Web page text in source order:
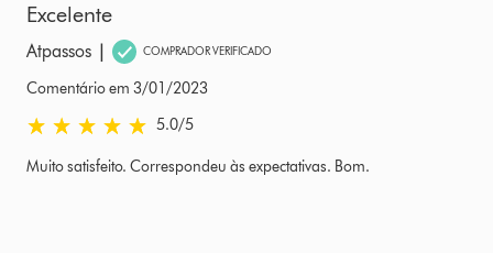
Excelente
Atpassos | COMPRADOR VERIFICADO
Comentário em 3/01/2023
5.0 estrelas de 5 em Comentário em 3/01/2023 Ratings
5.0/5
Muito satisfeito. Correspondeu às expectativas. Bom.